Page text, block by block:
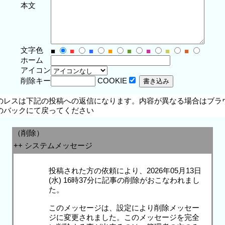
本文
文字色 ■ ■ ■ ■ ■ ■ ■
■
ホーム
アイコン
削除キー
COOKIE
レスは下記の投稿への返信になります。内容が異なる場合はブラ
バックにて戻ってください
（削除）
++ システムメッセージ
投稿された方の依頼により、2026年05月13日
(水) 16時37分に記事の削除がおこなわれまし
た。
このメッセージは、設定により削除メッセー
ジに変更されました。このメッセージを完全